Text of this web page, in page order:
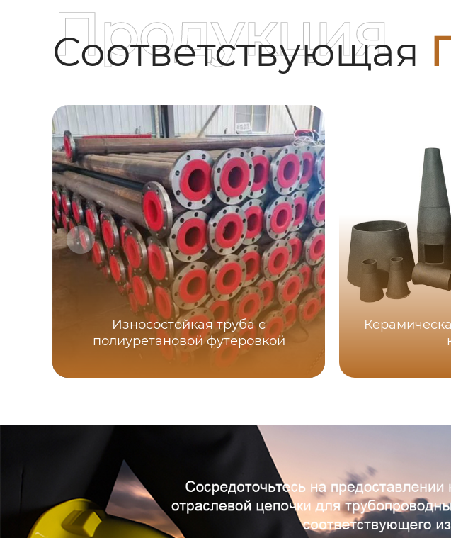
Соответствующая
Продукция
Износостойкая труба с
полиуретановой футеровкой